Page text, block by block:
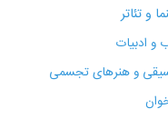
و تئاتر
و ادبیات
و هنرهای تجسمی